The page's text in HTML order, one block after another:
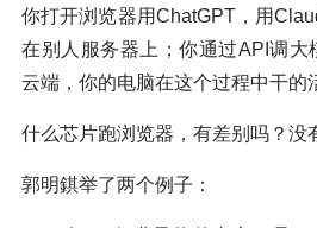
你打开浏览器用ChatGPT，用
在别人服务器上；你通过API调大
云端，你的电脑在这个过程中干的
什么芯片跑浏览器，有差别吗？没
郭明錤举了两个例子：